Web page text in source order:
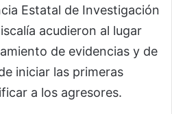
Estatal de Investigación
acudieron al lugar
de evidencias y de
iniciar las primeras
a los agresores.